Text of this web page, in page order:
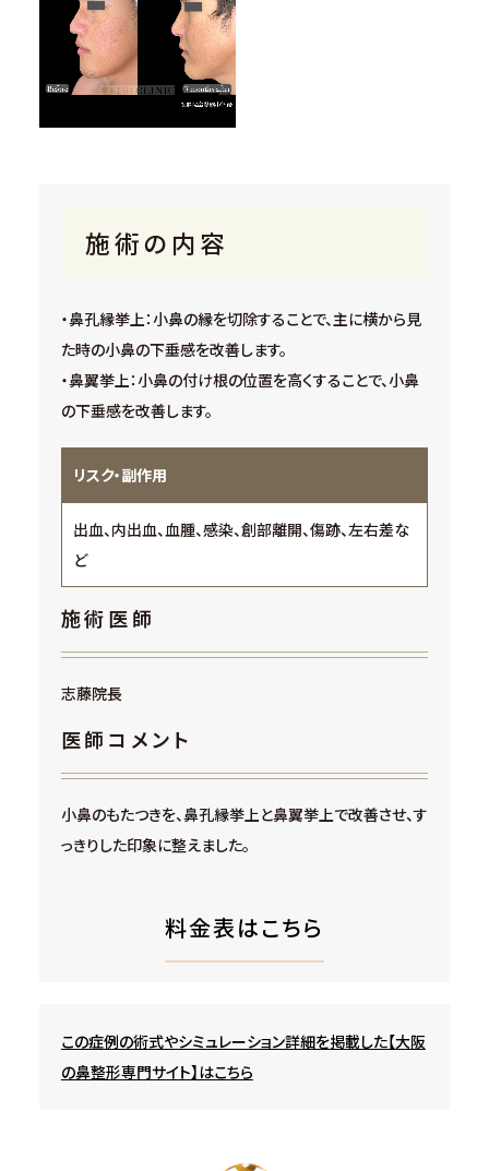
施術の内容
・鼻孔縁挙上：小鼻の縁を切除することで、主に横から見
た時の小鼻の下垂感を改善します。
・鼻翼挙上：小鼻の付け根の位置を高くすることで、小鼻
の下垂感を改善します。
リスク・副作用
出血、内出血、血腫、感染、創部離開、傷跡、左右差な
ど
施術医師
志藤院長
医師コメント
小鼻のもたつきを、鼻孔縁挙上と鼻翼挙上で改善させ、す
っきりした印象に整えました。
料金表はこちら
この症例の術式やシミュレーション詳細を掲載した【大阪
の鼻整形専門サイト】はこちら